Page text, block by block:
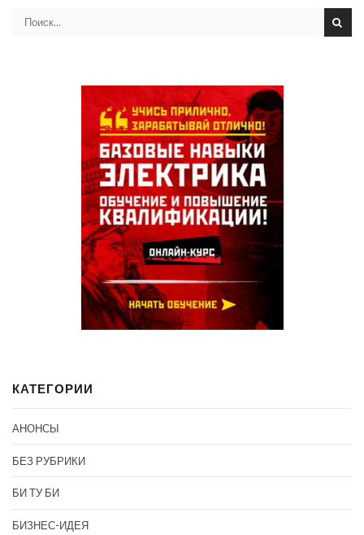
КАТЕГОРИИ
АНОНСЫ
БЕЗ РУБРИКИ
БИ ТУ БИ
БИЗНЕС-ИДЕЯ